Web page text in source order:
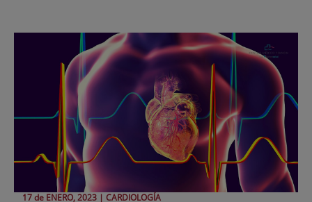
17 de ENERO, 2023 | CARDIOLOGÍA